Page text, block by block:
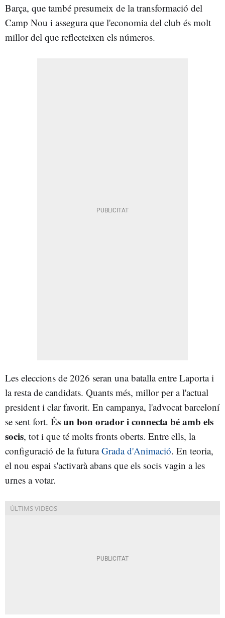
Barça, que també presumeix de la transformació del
Camp Nou i assegura que l'economia del club és molt
millor del que reflecteixen els números.
Les eleccions de 2026 seran una batalla entre Laporta i
la resta de candidats. Quants més, millor per a l'actual
president i clar favorit. En campanya, l'advocat barceloní
se sent fort. És un bon orador i connecta bé amb els
socis, tot i que té molts fronts oberts. Entre ells, la
configuració de la futuraGrada d'Animació. En teoria,
el nou espai s'activarà abans que els socis vagin a les
urnes a votar.